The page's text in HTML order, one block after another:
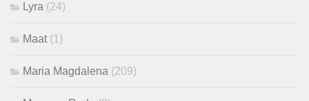
Lyra (24)
Maat(1)
Maria Magdalena (209)